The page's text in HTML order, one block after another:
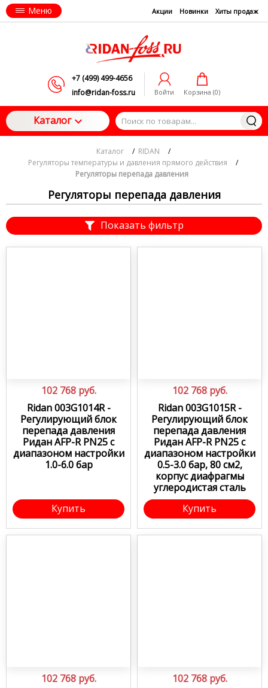
Меню Акции Новинки Хиты продаж
+7 (499) 499-4656
info@ridan-foss.ru
Войти Корзина (0)
Каталог
Каталог / RIDAN
/
Регуляторы температуры и давления прямого действия
/
Регуляторы перепада давления
Регуляторы перепада давления
Показать фильтр
102 768 руб.
Ridan 003G1014R -
Регулирующий блок
перепада давления
Ридан AFP-R PN25 с
диапазоном настройки
1.0-6.0 бар
Купить
102 768 руб.
Ridan 003G1015R -
Регулирующий блок
перепада давления
Ридан AFP-R PN25 с
диапазоном настройки
0.5-3.0 бар, 80 см2,
корпус диафрагмы
углеродистая сталь
Купить
102 768 руб.
102 768 руб.